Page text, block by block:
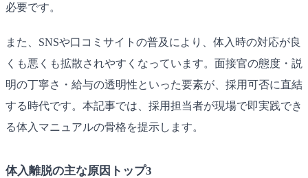
必要です。
また、SNSや口コミサイトの普及により、体入時の対応が良
くも悪くも拡散されやすくなっています。面接官の態度・説
明の丁寧さ・給与の透明性といった要素が、採用可否に直結
する時代です。本記事では、採用担当者が現場で即実践でき
る体入マニュアルの骨格を提示します。
体入離脱の主な原因トップ3